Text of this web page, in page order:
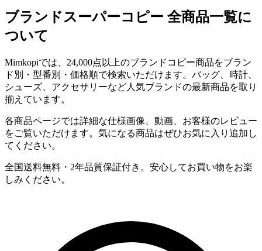
ブランドスーパーコピー 全商品一覧に
ついて
Mimkopiでは、24,000点以上のブランドコピー商品をブラン
ド別・型番別・価格順で検索いただけます。バッグ、時計、
シューズ、アクセサリーなど人気ブランドの最新商品を取り
揃えています。
各商品ページでは詳細な仕様画像、動画、お客様のレビュー
をご覧いただけます。気になる商品はぜひお気に入り追加し
てください。
全国送料無料・2年品質保証付き。安心してお買い物をお楽
しみください。